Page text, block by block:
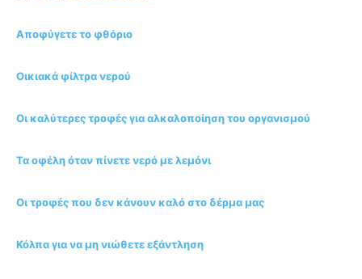
Αποφύγετε το φθόριο
Οικιακά φίλτρα νερού
Οι καλύτερες τροφές για αλκαλοποίηση του οργανισμού
Τα οφέλη όταν πίνετε νερό με λεμόνι
Οι τροφές που δεν κάνουν καλό στο δέρμα μας
Κόλπα για να μη νιώθετε εξάντληση